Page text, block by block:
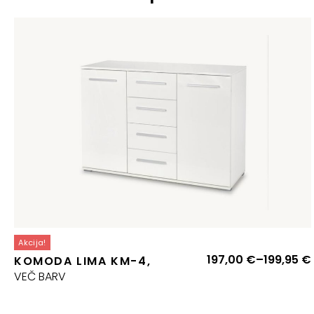
Akcija!
KOMODA LIMA KM-4,
VEČ BARV
197,00 €–199,95 €